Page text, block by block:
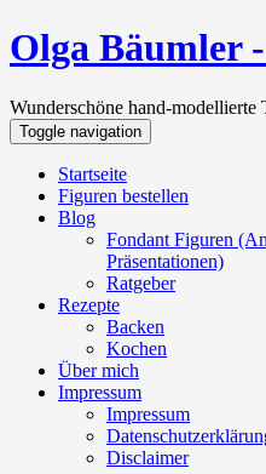
Olga Bäumler
Wunderschöne hand-modellierte
Toggle navigation
Startseite
Figuren bestellen
Blog
Fondant Figuren
Präsentationen)
Ratgeber
Rezepte
Backen
Kochen
Über mich
Impressum
Impressum
Disclaimer